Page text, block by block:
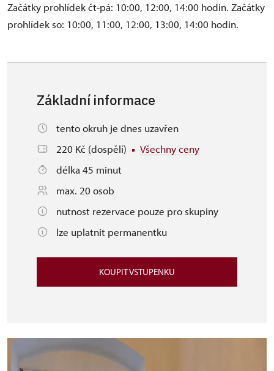
Začátky prohlídek čt-pá: 10:00, 12:00, 14:00 hodin. Začátky
prohlídek so: 10:00, 11:00, 12:00, 13:00, 14:00 hodin.
Základní informace
tento okruh je dnes uzavřen
220 Kč (dospělí)
Všechny ceny
délka 45 minut
max. 20 osob
nutnost rezervace pouze pro skupiny
lze uplatnit permanentku
KOUPIT VSTUPENKU